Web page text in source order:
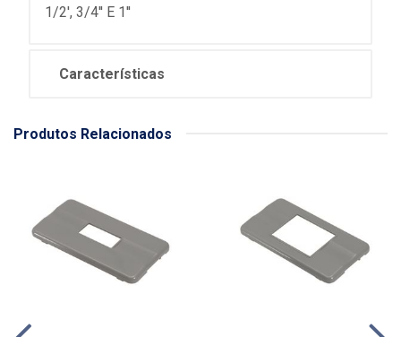
1/2', 3/4'' E 1''
Características
Produtos Relacionados